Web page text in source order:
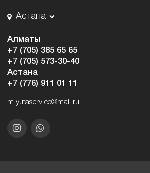
Астана
Алматы
+7 (705) 385 65 65
+7 (705) 573-30-40
Астана
+7 (776) 911 01 11
m.yutaservice@mail.ru